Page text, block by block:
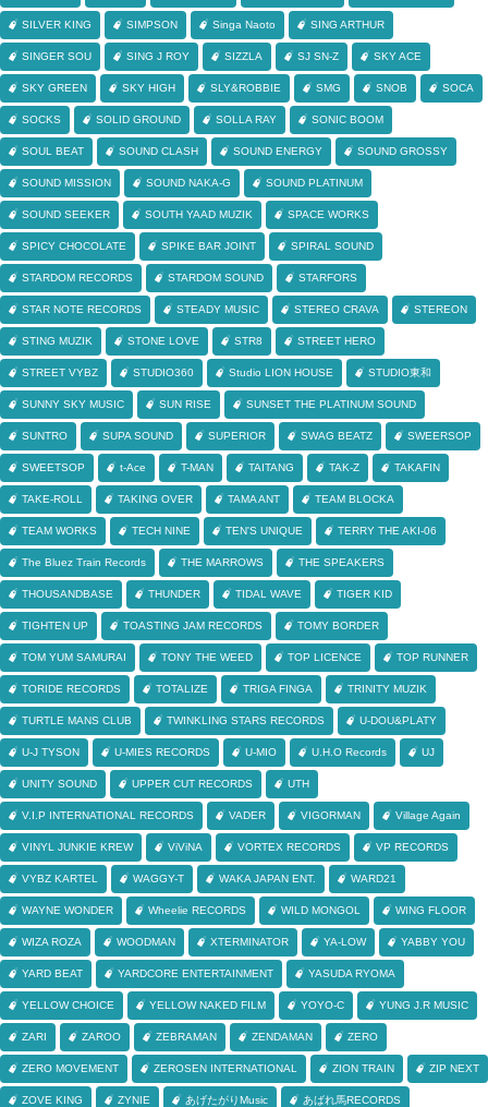
SILVER KING SIMPSON Singa Naoto SING ARTHUR
SINGER SOU SING J ROY SIZZLA SJ SN-Z SKY ACE
SKY GREEN SKY HIGH SLY&ROBBIE SMG SNOB SOCA
SOCKS SOLID GROUND SOLLA RAY SONIC BOOM
SOUL BEAT SOUND CLASH SOUND ENERGY SOUND GROSSY
SOUND MISSION SOUND NAKA-G SOUND PLATINUM
SOUND SEEKER SOUTH YAAD MUZIK SPACE WORKS
SPICY CHOCOLATE SPIKE BAR JOINT SPIRAL SOUND
STARDOM RECORDS STARDOM SOUND STARFORS
STAR NOTE RECORDS STEADY MUSIC STEREO CRAVA STEREON
STING MUZIK STONE LOVE STR8 STREET HERO
STREET VYBZ STUDIO360 Studio LION HOUSE STUDIO東和
SUNNY SKY MUSIC SUN RISE SUNSET THE PLATINUM SOUND
SUNTRO SUPA SOUND SUPERIOR SWAG BEATZ SWEERSOP
SWEETSOP t-Ace T-MAN TAITANG TAK-Z TAKAFIN
TAKE-ROLL TAKING OVER TAMA ANT TEAM BLOCKA
TEAM WORKS TECH NINE TEN'S UNIQUE TERRY THE AKI-06
The Bluez Train Records THE MARROWS THE SPEAKERS
THOUSANDBASE THUNDER TIDAL WAVE TIGER KID
TIGHTEN UP TOASTING JAM RECORDS TOMY BORDER
TOM YUM SAMURAI TONY THE WEED TOP LICENCE TOP RUNNER
TORIDE RECORDS TOTALIZE TRIGA FINGA TRINITY MUZIK
TURTLE MANS CLUB TWINKLING STARS RECORDS U-DOU&PLATY
U-J TYSON U-MIES RECORDS U-MIO U.H.O Records UJ
UNITY SOUND UPPER CUT RECORDS UTH
V.I.P INTERNATIONAL RECORDS VADER VIGORMAN Village Again
VINYL JUNKIE KREW ViViNA VORTEX RECORDS VP RECORDS
VYBZ KARTEL WAGGY-T WAKA JAPAN ENT. WARD21
WAYNE WONDER Wheelie RECORDS WILD MONGOL WING FLOOR
WIZA ROZA WOODMAN XTERMINATOR YA-LOW YABBY YOU
YARD BEAT YARDCORE ENTERTAINMENT YASUDA RYOMA
YELLOW CHOICE YELLOW NAKED FILM YOYO-C YUNG J.R MUSIC
ZARI ZAROO ZEBRAMAN ZENDAMAN ZERO
ZERO MOVEMENT ZEROSEN INTERNATIONAL ZION TRAIN ZIP NEXT
ZOVE KING ZYNIE あげたがりMusic あばれ馬RECORDS